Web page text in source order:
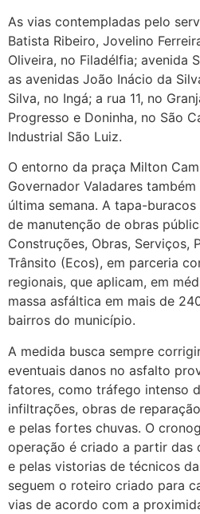
As vias contempladas pelo
Batista Ribeiro, Jovelino
Oliveira, no Filadélfia; avenida
as avenidas João Inácio da
Silva, no Ingá; a rua 11, no
Progresso e Doninha, no São
Industrial São Luiz.
O entorno da praça Milton
Governador Valadares
última semana. A tapa-
de manutenção de obras
Construções, Obras, Serviços,
Trânsito (Ecos), em parceria
regionais, que aplicam, em
massa asfáltica em mais de
bairros do município.
A medida busca sempre
eventuais danos no asfalto
fatores, como tráfego intenso
infiltrações, obras de
e pelas fortes chuvas. O
operação é criado a partir das
e pelas vistorias de técnicos
seguem o roteiro criado para
vias de acordo com a